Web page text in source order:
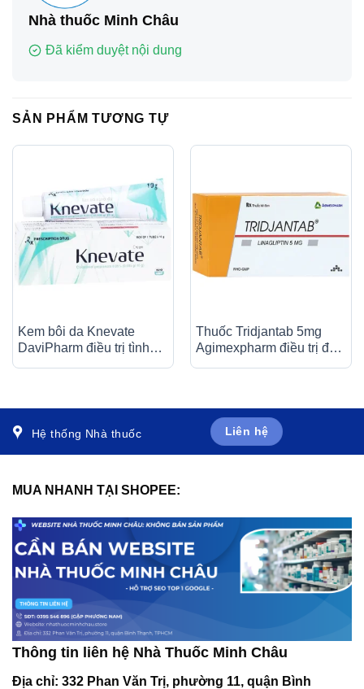
Nhà thuốc Minh Châu
Đã kiểm duyệt nội dung
SẢN PHẨM TƯƠNG TỰ
Kem bôi da Knevate
DaviPharm điều trị tình
Thuốc Tridjantab 5mg
Agimexpharm điều trị đái
Hệ thống Nhà thuốc Liên hệ
MUA NHANH TẠI SHOPEE:
Thông tin liên hệ Nhà Thuốc Minh Châu
Địa chỉ: 332 Phan Văn Trị, phường 11, quận Bình